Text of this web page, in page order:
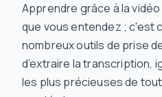
Apprendre grâce à la
que vous entendez ; c'est
nombreux outils de prise
d’extraire la transcription,
les plus précieuses de